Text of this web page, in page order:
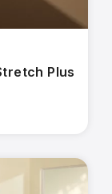
Plus